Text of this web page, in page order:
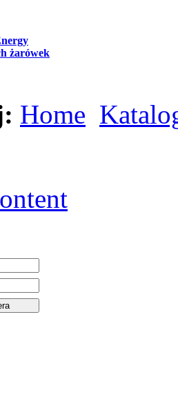
żarówek
Home